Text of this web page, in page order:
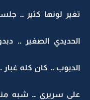
تغير لونها كثير ..
الحديدي الصغير ..
الدبوب .. كان كله
على سريري .. شبه